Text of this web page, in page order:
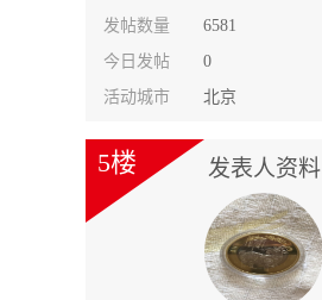
发帖数量
6581
今日发帖
0
活动城市
北京
发表人资料
5楼